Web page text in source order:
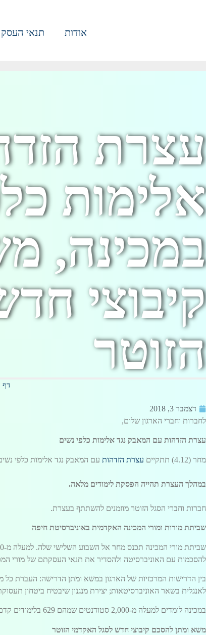
אודות תנאי
עצרת
אלימות
במכינה,
קיבוצי
הזוטר
דף
דצמבר 3, 2018
לחברות וחברי הארגון שלום,
עצרת הזדהות עם המאבק נגד אלימות כלפי נשים
מחר (4.12) תתקיים עצרת הזדהות עם המאבק נגד אלימות כלפי נשים בין השעות 10:00-12:00 ברחבת
במהלך העצרת תהייה הפסקת לימודים מלאה.
חברות וחברי הסגל הזוטר מוזמנים להשתתף בעצרת.
שביתת מורות ומורי המכינה האקדמית באוניברסיטת חיפה
להסכמות עם האוניברסיטה ולהסדיר את תנאי העסקתם של מורי
בין הדרישות המרכזיות של הארגון במשא ומתן הדרישה: העברת
לאנגלית בשאר האוניברסיטאות; יצירת מנגנון שיבטיח ביטחון
במכינה לומדים למעלה מ-2,000 סטודנטים שמהם 629 בלימודים קדם אוניברסיטאיים ו-למעלה מ-1,700 סטודנטים הלומדים אנגלית לתואר.
משא ומתן להסכם קיבוצי חדש לסגל האקדמי הזוטר